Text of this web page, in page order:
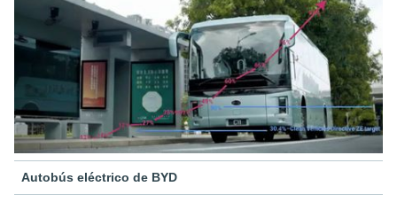
Autobús eléctrico de BYD